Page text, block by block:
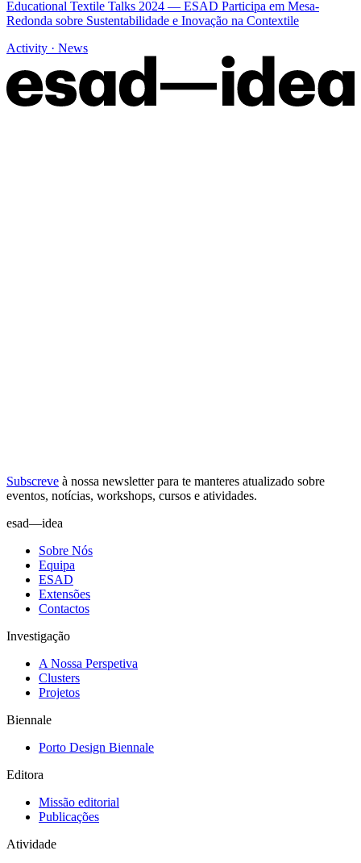
Educational Textile Talks 2024 — ESAD Participa em Mesa-
Redonda sobre Sustentabilidade e Inovação na Contextile
Activity · News
Subscreve à nossa newsletterpara te manteres atualizado sobre
eventos, notícias, workshops, cursos e atividades.
esad—idea
Sobre Nós
Equipa
ESAD
Extensões
Contactos
Investigação
A Nossa Perspetiva
Clusters
Projetos
Biennale
Porto Design Biennale
Editora
Missão editorial
Publicações
Atividade